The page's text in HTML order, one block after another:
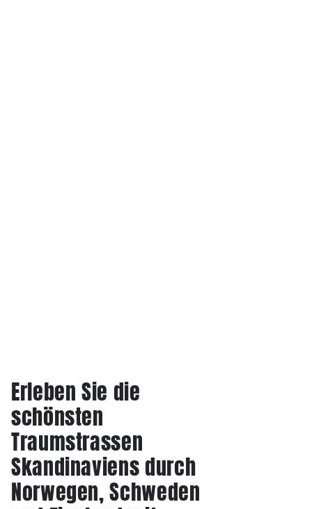
Erleben Sie die
schönsten
Traumstrassen
Skandinaviens durch
Norwegen, Schweden